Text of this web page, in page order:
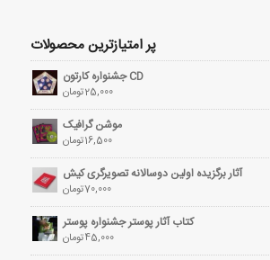
پر امتیازترین محصولات
CD جشنواره کارتون
25,000تومان
موشن گرافیک
16,500تومان
آثار برگزیده اولین دوسالانه تصویرگری کیش
70,000تومان
کتاب آثار پوستر جشنواره پوستر
45,000تومان